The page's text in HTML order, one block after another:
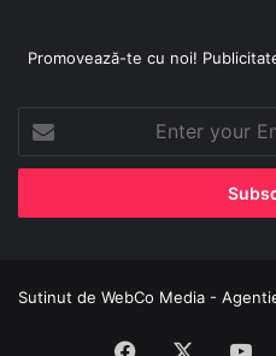
Promovează-te cu noi!
your
Email
Sutinut de WebCo Media -
Facebook